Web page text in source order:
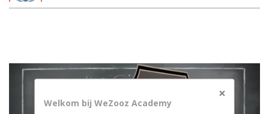
×
Welkom bij WeZooz Academy